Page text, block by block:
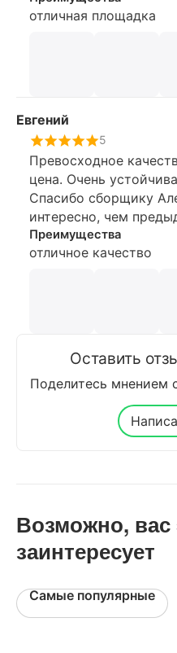
отличная площадка
Евгений
5
Превосходное
цена. Очень
Спасибо сборщику
интересно, чем
Преимущества
отличное качество
Оставить
Поделитесь мнением
Возможно, вас
заинтересует
Самые популярные